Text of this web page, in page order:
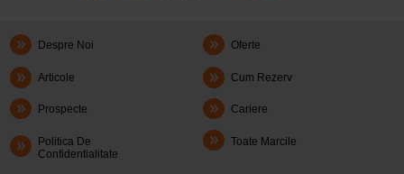
Despre Noi Oferte
Articole Cum Rezerv
Prospecte Cariere
Politica De
Confidentialitate
Toate Marcile